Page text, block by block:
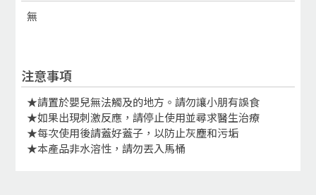
無
注意事項
★請置於嬰兒無法觸及的地方。請勿讓小朋有誤食
★如果出現刺激反應，請停止使用並尋求醫生治療
★每次使用後請蓋好蓋子，以防止灰塵和污垢
★本產品非水溶性，請勿丟入馬桶